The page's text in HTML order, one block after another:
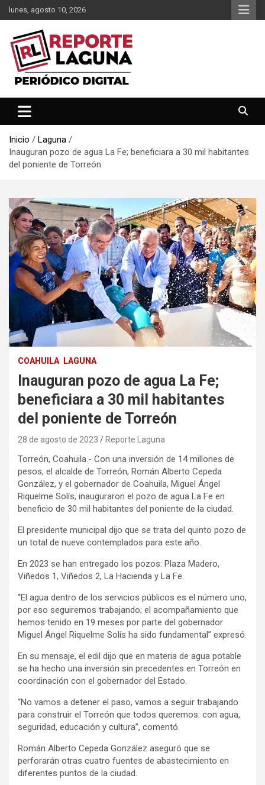
Saltar
al
contenido
lunes, agosto 10, 2026
Reporte Laguna
Inicio
Laguna
Inauguran pozo de agua La Fe; beneficiara a 30 mil habitantes
del poniente de Torreón
COAHUILA LAGUNA
Inauguran pozo de agua La Fe;
beneficiara a 30 mil habitantes
del poniente de Torreón
28 de agosto de 2023 Reporte Laguna
Torreón, Coahuila.- Con una inversión de 14 millones de
pesos, el alcalde de Torreón, Román Alberto Cepeda
González, y el gobernador de Coahuila, Miguel Ángel
Riquelme Solís, inauguraron el pozo de agua La Fe en
beneficio de 30 mil habitantes del poniente de la ciudad.
El presidente municipal dijo que se trata del quinto pozo de
un total de nueve contemplados para este año.
En 2023 se han entregado los pozos: Plaza Madero,
Viñedos 1, Viñedos 2, La Hacienda y La Fe.
“El agua dentro de los servicios públicos es el número uno,
por eso seguiremos trabajando; el acompañamiento que
hemos tenido en 19 meses por parte del gobernador
Miguel Ángel Riquelme Solís ha sido fundamental” expresó.
En su mensaje, el edil dijo que en materia de agua potable
se ha hecho una inversión sin precedentes en Torreón en
coordinación con el gobernador del Estado.
“No vamos a detener el paso, vamos a seguir trabajando
para construir el Torreón que todos queremos: con agua,
seguridad, educación y cultura”, comentó.
Román Alberto Cepeda González aseguró que se
perforarán otras cuatro fuentes de abastecimiento en
diferentes puntos de la ciudad.